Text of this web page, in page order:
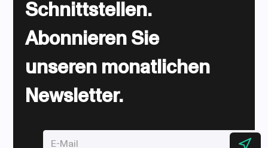
Schnittstellen.
Abonnieren Sie
unseren monatlichen
Newsletter.